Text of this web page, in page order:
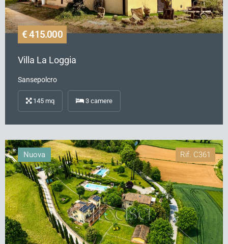
€ 415.000
Villa La Loggia
Sansepolcro
145 mq 3 camere
Nuova Rif. C361